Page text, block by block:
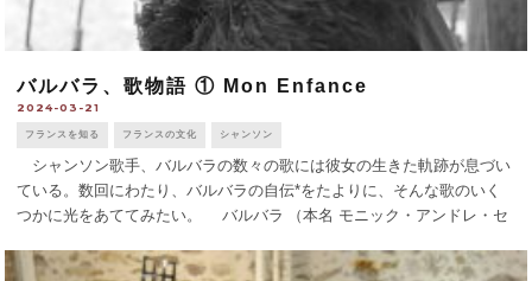
バルバラ、歌物語 ① Mon Enfance
2024-03-21
フランスを知る フランスの文化 シャンソン
シャンソン歌手、バルバラの数々の歌には彼女の生きた軌跡が息づい
ている。数回にわたり、バルバラの自伝*をたよりに、そんな歌のいく
つかに光をあててみたい。 バルバラ （本名 モニック・アンドレ・セ
戦が勃発した3 [...]